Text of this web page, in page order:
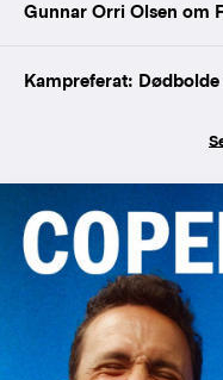
Gunnar Orri Olsen om
Kampreferat: